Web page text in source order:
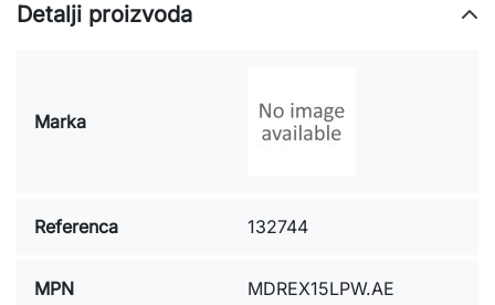
Detalji proizvoda
Marka
Referenca 132744
MPN MDREX15LPW.AE